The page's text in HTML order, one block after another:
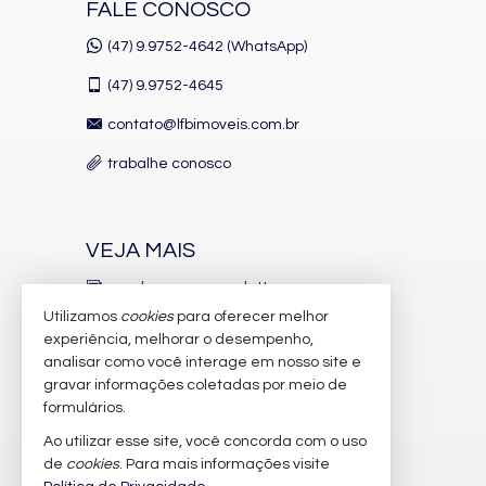
Características do Imóvel
Aquecimento de Água
Piso Porcelanato
Infra para Ar Split
Área de Serviço
Sala de Estar
Sala de Jantar
Cozinha
Lavabo
Sala para 3 Ambientes
Sauna
Sala de Jogos
FALE CONOSCO
(47) 9.9752-4642 (WhatsApp)
(47) 9.9752-4645
contato@lfbimoveis.com.br
trabalhe conosco
VEJA MAIS
receba nosso newsletter
indicadores financeiros
cadastre seu imóvel
imóveis favoritos
mapa de imóveis
Utilizamos cookiespara oferecer melhor
experiência, melhorar o desempenho,
analisar como você interage em nosso site e
gravar informações coletadas por meio de
formulários.
Ao utilizar esse site, você concorda com o uso
de cookies. Para mais informações visite